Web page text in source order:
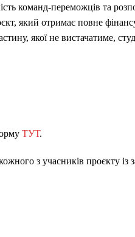
команд-переможців та
який отримає повне
якої не вистачатиме,
ТУТ.
з учасників проєкту із